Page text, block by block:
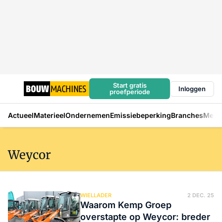
Start gratis
proefperiode
Inloggen
ActueelMaterieelOndernemenEmissiebeperkingBranches
Weycor
WIELLADER 2 DEC. 25
Waarom Kemp Groep
overstapte op Weycor: breder